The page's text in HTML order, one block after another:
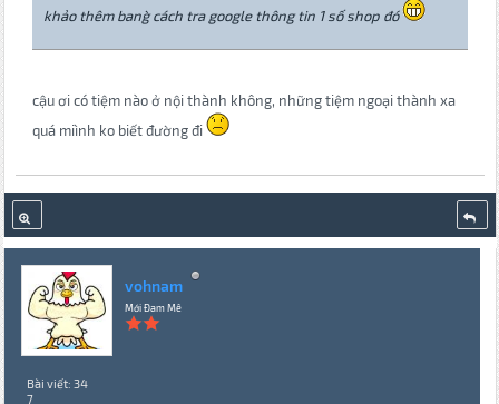
khảo thêm bang` cách tra google thông tin 1 số shop đó
cậu ơi có tiệm nào ở nội thành không, những tiệm ngoại thành xa
quá miình ko biết đường đi
vohnam
Mới Đam Mê
Bài viết: 34
7